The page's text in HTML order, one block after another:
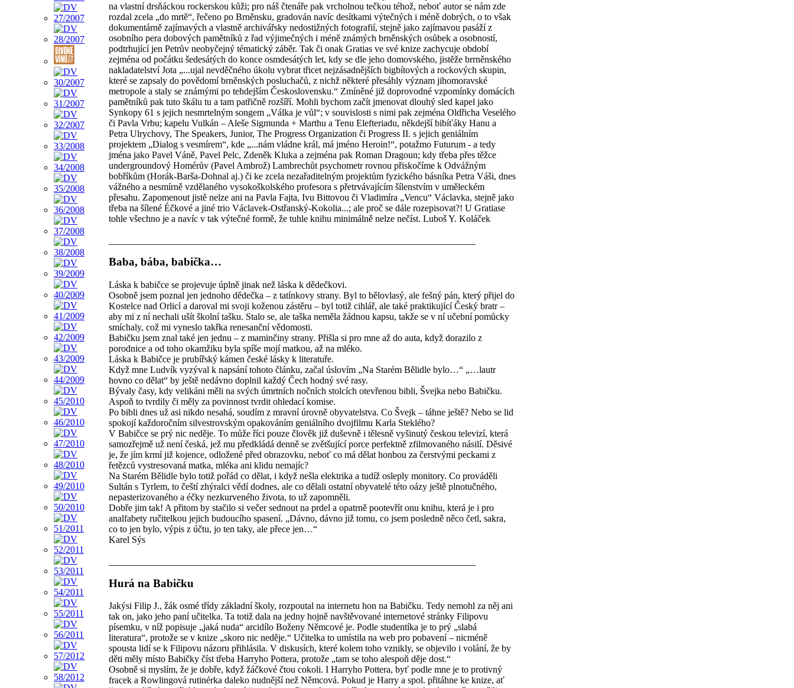
na vlastní drsňáckou rockerskou kůži; pro náš čtenáře pak vrcholnou tečkou téhož, neboť autor se nám zde
rozdal zcela „do mrtě“, řečeno po Brněnsku, gradován navíc desítkami výtečných i méně dobrých, o to však
dokumentárně zajímavých a vlastně archivářsky nedostižných fotografií, stejně jako zajímavou pasáží z
osobního pera dobových pamětníků z řad výjimečných i méně známých brněnských osůbek a osobností,
podtrhující jen Petrův neobyčejný tématický záběr. Tak či onak Gratias ve své knize zachycuje období
zejména od počátku šedesátých do konce osmdesátých let, kdy se dle jeho domovského, jistěže brrněnského
nakladatelství Jota „...ujal nevděčného úkolu vybrat třicet nejzásadnějších bigbítových a rockových skupin,
které se zapsaly do povědomí brněnských posluchačů, z nichž některé přesáhly význam jihomoravské
metropole a staly se známými po tehdejším Československu.“ Zmíněné již doprovodné vzpomínky domácích
pamětníků pak tuto škálu tu a tam patřičně rozšíří. Mohli bychom začít jmenovat dlouhý sled kapel jako
Synkopy 61 s jejich nesmrtelným songem „Válka je vůl“; v souvislosti s nimi pak zejména Oldřicha Veselého
či Pavla Vrbu; kapelu Vulkán – Aleše Sigmunda + Marthu a Tenu Elefteriadu, někdejší bibíťáky Hanu a
Petra Ulrychovy, The Speakers, Junior, The Progress Organization či Progress II. s jejich geniálním
projektem „Dialog s vesmírem“, kde „...nám vládne král, má jméno Heroin!“, potažmo Futurum - a tedy
jména jako Pavel Váně, Pavel Pelc, Zdeněk Kluka a zejména pak Roman Dragoun; kdy třeba přes těžce
undergroundový Homérův (Pavel Ambrož) Lambrechůt psychometr rovnou přiskočíme k Odvážným
bobříkům (Horák-Barša-Dohnal aj.) či ke zcela nezařaditelným projektům fyzického básníka Petra Váši, dnes
vážného a nesmírně vzdělaného vysokoškolského profesora s přetrvávajícím šílenstvím v uměleckém
přesahu. Zapomenout jistě nelze ani na Pavla Fajta, Ivu Bittovou či Vladimíra „Vencu“ Václavka, stejně jako
třeba na šílené Éčkové a jiné trio Václavek-Ostřanský-Kokolia...; ale proč se dále rozepisovat?! U Gratiase
tohle všechno je a navíc v tak výtečné formě, že tuhle knihu minimálně nelze nečíst. Luboš Y. Koláček
Baba, bába, babička…
Láska k babičce se projevuje úplně jinak než láska k dědečkovi.
Osobně jsem poznal jen jednoho dědečka – z tatínkovy strany. Byl to bělovlasý, ale fešný pán, který přijel do
Kostelce nad Orlicí a daroval mi svoji koženou zástěru – byl totiž cihlář, ale také praktikující Český bratr –
aby mi z ní nechali ušít školní tašku. Stalo se, ale taška neměla žádnou kapsu, takže se v ní učební pomůcky
smíchaly, což mi vyneslo takřka renesanční vědomosti.
Babičku jsem znal také jen jednu – z maminčiny strany. Přišla si pro mne až do auta, když dorazilo z
porodnice a od toho okamžiku byla spíše mojí matkou, až na mléko.
Láska k Babičce je prubířský kámen české lásky k literatuře.
Když mne Ludvík vyzýval k napsání tohoto článku, začal úslovím „Na Starém Bělidle bylo…“ „…lautr
hovno co dělat“ by ještě nedávno doplnil každý Čech hodný své rasy.
Bývaly časy, kdy velikáni měli na svých úmrtních nočních stolcích otevřenou bibli, Švejka nebo Babičku.
Aspoň to tvrdily či měly za povinnost tvrdit ohledací komise.
Po bibli dnes už asi nikdo nesahá, soudím z mravní úrovně obyvatelstva. Co Švejk – táhne ještě? Nebo se lid
spokojí každoročním silvestrovským opakováním geniálního dvojfilmu Karla Steklého?
V Babičce se prý nic neděje. To může říci pouze člověk již duševně i tělesně vyšinutý českou televizí, která
samozřejmě už není česká, jež mu předkládá denně se zvětšující porce perfektně zfilmovaného násilí. Děsivé
je, že jím krmí již kojence, odložené před obrazovku, neboť co má dělat honbou za čerstvými peckami z
řetězců vystresovaná matka, mléka ani klidu nemajíc?
Na Starém Bělidle bylo totiž pořád co dělat, i když nešla elektrika a tudíž osleply monitory. Co prováděli
Sultán s Tyrlem, to čeští zhýralci vědí dodnes, ale co dělali ostatní obyvatelé této oázy ještě plnotučného,
nepasterizovaného a éčky nezkurveného života, to už zapomněli.
Dobře jim tak! A přitom by stačilo si večer sednout na prdel a opatrně pootevřít onu knihu, která je i pro
analfabety ručitelkou jejich budoucího spasení. „Dávno, dávno již tomu, co jsem posledně něco četl, sakra,
co to jen bylo, výpis z účtu, jo ten taky, ale přece jen…“
Karel Sýs
Hurá na Babičku
Jakýsi Filip J., žák osmé třídy základní školy, rozpoutal na internetu hon na Babičku. Tedy nemohl za něj ani
tak on, jako jeho paní učitelka. Ta totiž dala na jedny hojně navštěvované internetové stránky Filipovu
písemku, v níž popisuje „jaká nuda“ arcidílo Boženy Němcové je. Podle studentíka je to prý „slabá
literatura“, protože se v knize „skoro nic neděje.“ Učitelka to umístila na web pro pobavení – nicméně
spousta lidí se k Filipovu názoru přihlásila. V diskusích, které kolem toho vznikly, se objevilo i volání, že by
děti měly místo Babičky číst třeba Harryho Pottera, protože „tam se toho alespoň děje dost.“
Osobně si myslím, že je dobře, když žáčkové čtou cokoli. I Harryho Pottera, byť podle mne je to protivný
fracek a Rowlingová rutinérka daleko nudnější než Němcová. Pokud je Harry a spol. přitáhne ke knize, ať